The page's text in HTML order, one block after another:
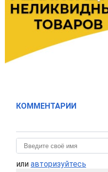
КОММЕНТАРИИ
или авторизуйтесь